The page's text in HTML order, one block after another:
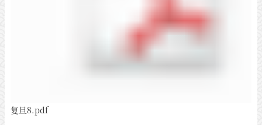
复旦8.pdf